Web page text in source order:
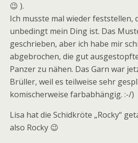
😉 ).
Ich musste mal wieder feststellen,
unbedingt mein Ding ist. Das
geschrieben, aber ich habe mir
abgebrochen, die gut
Panzer zu nähen. Das Garn war
Brüller, weil es teilweise sehr
komischerweise farbabhängig. :-/)
Lisa hat die Schidkröte „Rocky“
also Rocky 😉